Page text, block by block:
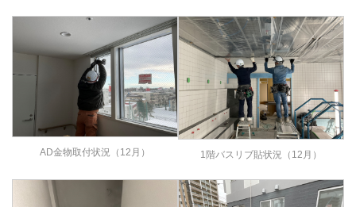
AD金物取付状況（12月） 1階バスリブ貼状況（12月）